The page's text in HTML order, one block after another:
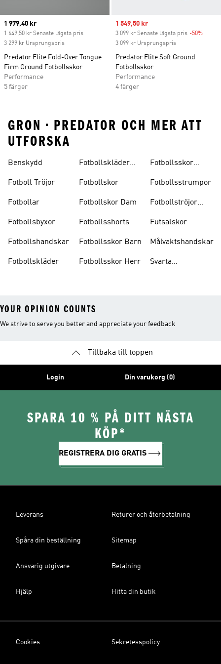
Current price
1 979,40 kr
1 649,50 kr Senaste lägsta pris
3 299 kr Ursprungspris
Predator Elite Fold-Over Tongue
Firm Ground Fotbollsskor
Performance
5 färger
Sale price
1 549,50 kr
3 099 kr Senaste lägsta pris -50%
3 099 kr Ursprungspris
Predator Elite Soft Ground
Fotbollsskor
Performance
4 färger
GRON • PREDATOR OCH MER ATT
UTFORSKA
Benskydd
Fotboll Tröjor
Fotbollar
Fotbollsbyxor
Fotbollshandskar
Fotbollskläder
Fotbollskläder
Fotbollskor
Fotbollskor Dam
Fotbollsshorts
Fotbollsskor Barn
Fotbollsskor Herr
Fotbollsskor
Fotbollsstrumpor
Fotbollströjor
Futsalskor
Målvaktshandskar
Svarta
YOUR OPINION COUNTS
We strive to serve you better and appreciate your feedback
Tillbaka till toppen
Login Din varukorg (0)
SPARA 10 % PÅ DITT NÄSTA
KÖP*
REGISTRERA DIG GRATIS
Leverans Returer och återbetalning
Spåra din beställning Sitemap
Ansvarig utgivare Betalning
Hjälp Hitta din butik
Cookies Sekretesspolicy